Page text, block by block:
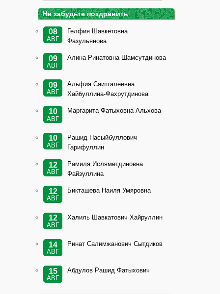
Не забудьте поздравить
08
АВГ
Гелфия Шавкетовна
Фазульянова
09
АВГ
Алина Ринатовна Шамсутдинова
09
АВГ
Альфия Саитгалеевна
Хайбуллина-Фахрутдинова
10
АВГ
Маргарита Фатыховна Альхова
10
АВГ
Рашид Насыйбуллович
Гарифуллин
12
АВГ
Рамиля Исляметдиновна
Файзуллина
12
АВГ
Бикташева Наиля Умяровна
12
АВГ
Халиль Шавкатович Хайруллин
14
АВГ
Ринат Салимжанович Сытдиков
15
АВГ
Абдулов Рашид Фатыхович